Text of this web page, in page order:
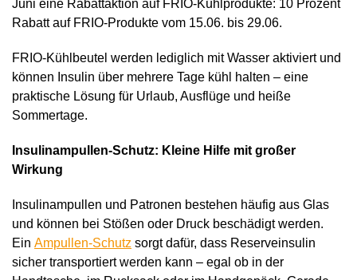
Juni eine Rabattaktion auf FRIO-Kühlprodukte: 10 Prozent
Rabatt auf FRIO-Produkte vom 15.06. bis 29.06.
FRIO-Kühlbeutel werden lediglich mit Wasser aktiviert und
können Insulin über mehrere Tage kühl halten – eine
praktische Lösung für Urlaub, Ausflüge und heiße
Sommertage.
Insulinampullen-Schutz: Kleine Hilfe mit großer
Wirkung
Insulinampullen und Patronen bestehen häufig aus Glas
und können bei Stößen oder Druck beschädigt werden.
Ein Ampullen-Schutz sorgt dafür, dass Reserveinsulin
sicher transportiert werden kann – egal ob in der